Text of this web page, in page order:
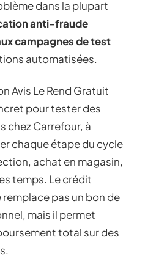
dans la plupart
anti-fraude
campagnes de test
automatisées.
Avis Le Rend Gratuit
pour tester des
chez Carrefour, à
chaque étape du cycle
achat en magasin,
temps. Le crédit
pas un bon de
mais il permet
total sur des